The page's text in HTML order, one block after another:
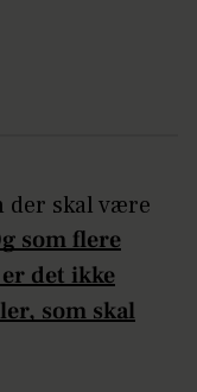
der skal være
som flere
det ikke
som skal